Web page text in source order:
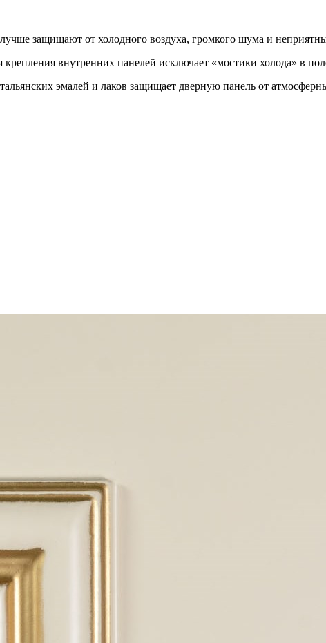
защищают от холодного воздуха, громкого шума и
крепления внутренних панелей исключает «мостики холода» в
эмалей и лаков защищает дверную панель от